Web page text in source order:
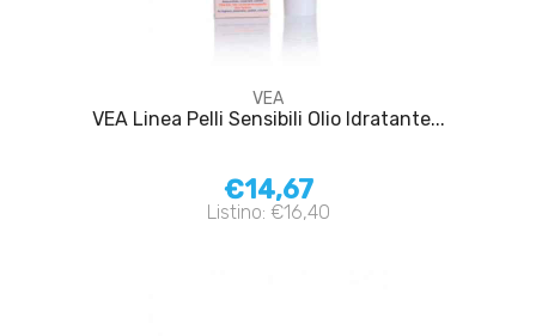
VEA
VEA Linea Pelli Sensibili Olio Idratante...
€14,67
Listino: €16,40